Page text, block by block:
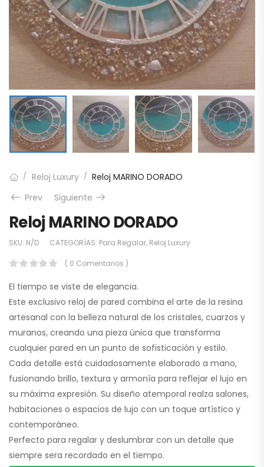
/ Reloj Luxury / Reloj MARINO DORADO
Prev
Siguiente
Reloj MARINO DORADO
SKU: N/D CATEGORÍAS: Para Regalar, Reloj Luxury
( 0 Comentarios )
El tiempo se viste de elegancia.
Este exclusivo reloj de pared combina el arte de la resina
artesanal con la belleza natural de los cristales, cuarzos y
muranos, creando una pieza única que transforma
cualquier pared en un punto de sofisticación y estilo.
Cada detalle está cuidadosamente elaborado a mano,
fusionando brillo, textura y armonía para reflejar el lujo en
su máxima expresión. Su diseño atemporal realza salones,
habitaciones o espacios de lujo con un toque artístico y
contemporáneo.
Perfecto para regalar y deslumbrar con un detalle que
siempre sera recordado en el tiempo.